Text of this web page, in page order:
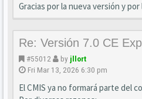
Gracias por la nueva versión y
Re: Versión 7.0 CE
#55012 by jllort
Fri Mar 13, 2026 6:30 pm
El CMIS ya no formará parte del